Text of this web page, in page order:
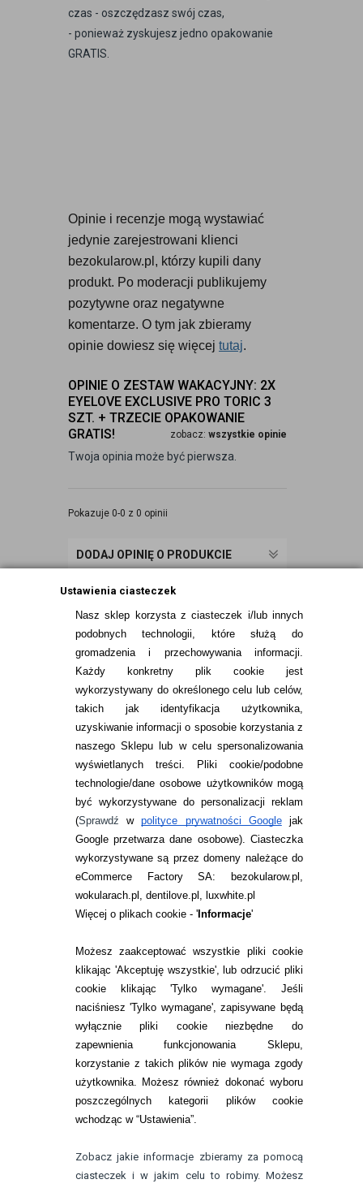
Ustawienia ciasteczek
Nasz sklep korzysta z ciasteczek i/lub innych
podobnych technologii, które służą do
gromadzenia i przechowywania informacji.
Każdy konkretny plik cookie jest
wykorzystywany do określonego celu lub celów,
takich jak identyfikacja użytkownika,
uzyskiwanie informacji o sposobie korzystania z
naszego Sklepu lub w celu spersonalizowania
wyświetlanych treści.
Pliki cookie/podobne
technologie/dane osobowe użytkowników mogą
być wykorzystywane do personalizacji reklam
(Sprawdźwpolityce prywatności Googlejak
Google przetwarza dane osobowe). Ciasteczka
wykorzystywane są przez domeny należące do
eCommerce Factory SA: bezokularow.pl,
wokularach.pl, dentilove.pl, luxwhite.pl
Więcej o plikach cookie - 'Informacje'
Możesz zaakceptować wszystkie pliki cookie
klikając 'Akceptuję wszystkie', lub odrzucić pliki
cookie klikając 'Tylko wymagane'. Jeśli
naciśniesz 'Tylko wymagane', zapisywane będą
wyłącznie pliki cookie niezbędne do
zapewnienia funkcjonowania Sklepu,
korzystanie z takich plików nie wymaga zgody
użytkownika. Możesz również dokonać wyboru
poszczególnych kategorii plików cookie
wchodząc w “Ustawienia”.
Zobacz jakie informacje zbieramy za pomocą
ciasteczek i w jakim celu to robimy. Możesz
czas - oszczędzasz swój czas,
- ponieważ zyskujesz jedno opakowanie
GRATIS.
Opinie i recenzje mogą wystawiać
jedynie zarejestrowani klienci
bezokularow.pl, którzy kupili dany
produkt. Po moderacji publikujemy
pozytywne oraz negatywne
komentarze. O tym jak zbieramy
opinie dowiesz się więcej tutaj.
OPINIE O ZESTAW WAKACYJNY: 2X
EYELOVE EXCLUSIVE PRO TORIC 3
SZT. + TRZECIE OPAKOWANIE
GRATIS!
zobacz: wszystkie opinie
Twoja opinia może być pierwsza.
Pokazuje 0-0 z 0 opinii
DODAJ OPINIĘ O PRODUKCIE
INFORMACJE KONTAKTOWE
JAK ZAMAWIAĆ?
ZWROTY I REKLAMACJA
WARUNKI ZAKUPÓW
RANKINGI SOCZEWEK
SOCZEWKI KOLOROWE
Zwrot (odstąpienie od umowy)
ZMIEŃ USTAWIENIA ZGODY NA CIASTECZKA
KONTAKT
telefon:
22 113 44 42
telefon:
732 08 08 72
kontakt@bezokularow.pl